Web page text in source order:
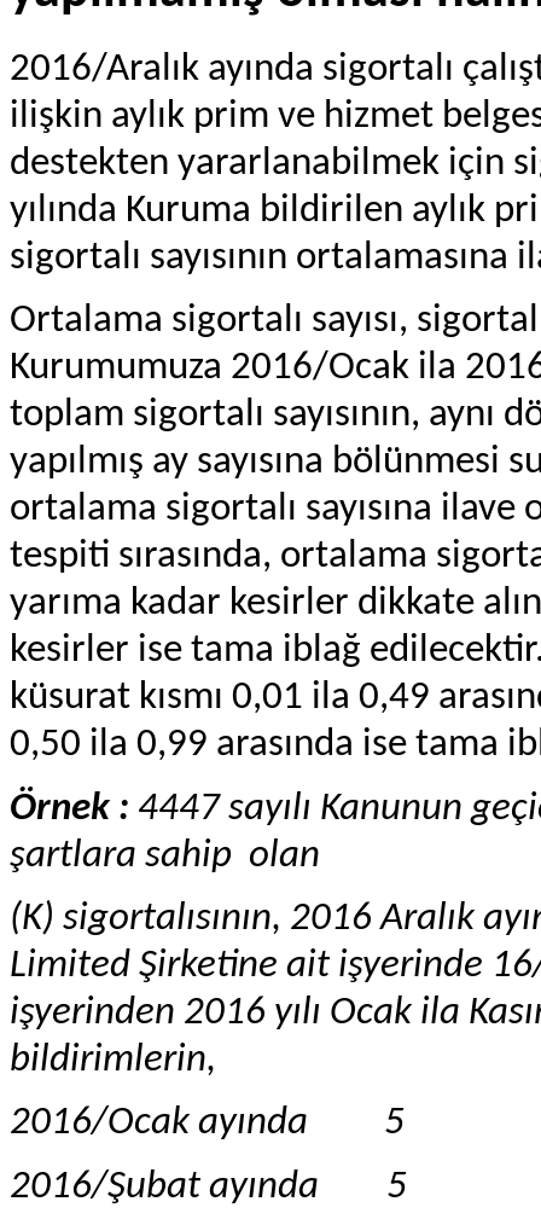
2016/Aralık ayında sigortalı
ilişkin aylık prim ve hizmet
destekten yararlanabilmek için
yılında Kuruma bildirilen aylık
sigortalı sayısının ortalamasına
Ortalama sigortalı sayısı,
Kurumumuza 2016/Ocak ila
toplam sigortalı sayısının, aynı
yapılmış ay sayısına bölünmesi
ortalama sigortalı sayısına ilave
tespiti sırasında, ortalama
yarıma kadar kesirler dikkate
kesirler ise tama iblağ
küsurat kısmı 0,01 ila 0,49
0,50 ila 0,99 arasında ise tama
Örnek : 4447 sayılı Kanunun
şartlara sahip olan
(K) sigortalısının, 2016 Aralık
Limited Şirketine ait işyerinde
işyerinden 2016 yılı Ocak ila
bildirimlerin,
2016/Ocak ayında
5
2016/Şubat ayında
5